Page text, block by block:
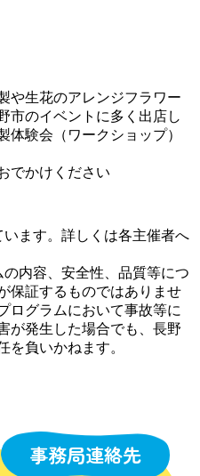
や生花のアレンジフラワー
市のイベントに多く出店し
験会（ワークショップ）
でかけください
ます。詳しくは各主催者へ
内容、安全性、品質等につ
保証するものではありませ
ログラムにおいて事故等に
が発生した場合でも、長野
負いかねます。
事務局連絡先